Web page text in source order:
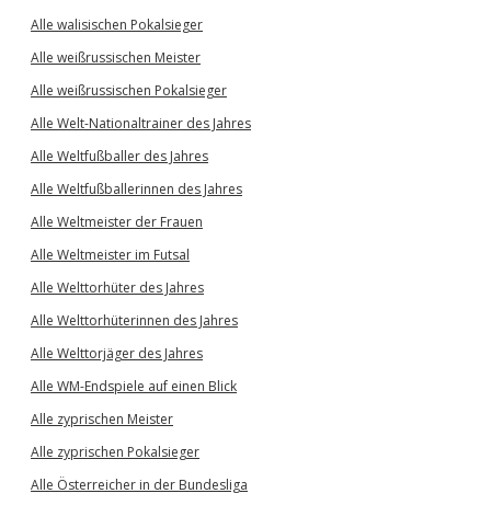
Alle walisischen Pokalsieger
Alle weißrussischen Meister
Alle weißrussischen Pokalsieger
Alle Welt-Nationaltrainer des Jahres
Alle Weltfußballer des Jahres
Alle Weltfußballerinnen des Jahres
Alle Weltmeister der Frauen
Alle Weltmeister im Futsal
Alle Welttorhüter des Jahres
Alle Welttorhüterinnen des Jahres
Alle Welttorjäger des Jahres
Alle WM-Endspiele auf einen Blick
Alle zyprischen Meister
Alle zyprischen Pokalsieger
Alle Österreicher in der Bundesliga